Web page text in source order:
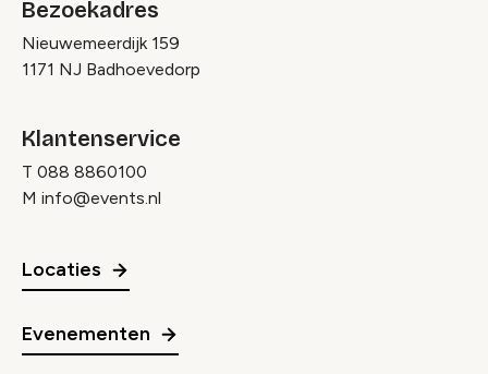
Bezoekadres
Nieuwemeerdijk 159
1171 NJ Badhoevedorp
Klantenservice
T 088 8860100
M info@events.nl
Locaties
Evenementen